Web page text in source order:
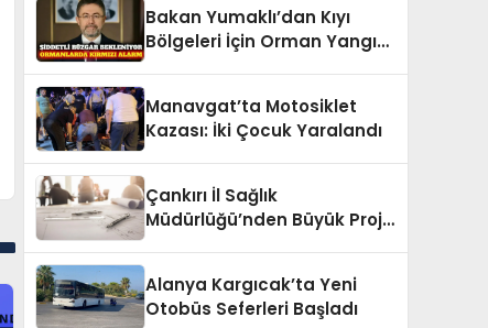
Bakan Yumaklı’dan Kıyı
Bölgeleri İçin Orman Yangını
Manavgat’ta Motosiklet
Kazası: İki Çocuk Yaralandı
Çankırı İl Sağlık
Müdürlüğü’nden Büyük Proje
Alanya Kargıcak’ta Yeni
Otobüs Seferleri Başladı